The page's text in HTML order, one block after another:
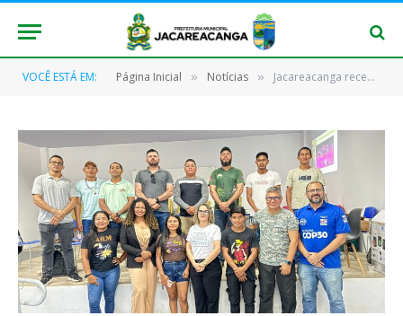
VOCÊ ESTÁ EM: Página Inicial » Notícias » Jacareacanga recebe curso inédito de condutores ambientais e fortalece o ecoturismo